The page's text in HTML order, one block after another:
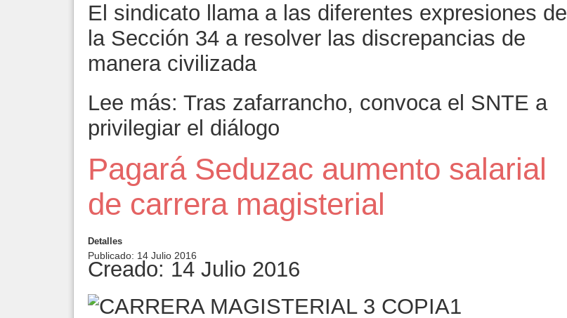
El sindicato llama a las diferentes expresiones de
la Sección 34 a resolver las discrepancias de
manera civilizada
Lee más: Tras zafarrancho, convoca el SNTE a
privilegiar el diálogo
Pagará Seduzac aumento salarial
de carrera magisterial
Detalles
Publicado: 14 Julio 2016
Creado: 14 Julio 2016